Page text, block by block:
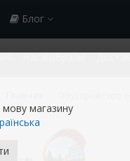
Блог
Нас выбрали:
магазину